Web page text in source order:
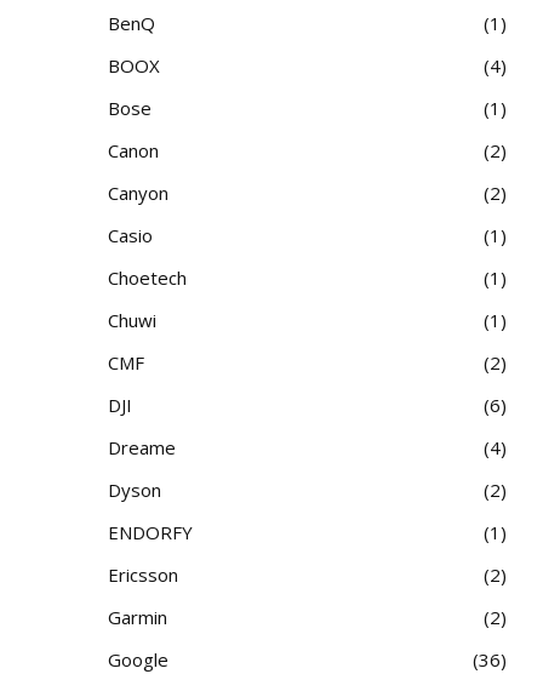
BenQ
1
BOOX
4
Bose
1
Canon
2
Canyon
2
Casio
1
Choetech
1
Chuwi
1
CMF
2
DJI
6
Dreame
4
Dyson
2
ENDORFY
1
Ericsson
2
Garmin
2
Google
36